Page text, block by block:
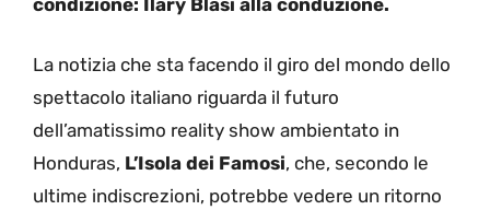
La notizia che sta facendo il giro del mondo dello
spettacolo italiano riguarda il futuro
dell’amatissimo reality show ambientato in
Honduras, L’Isola dei Famosi, che, secondo le
ultime indiscrezioni, potrebbe vedere un ritorno